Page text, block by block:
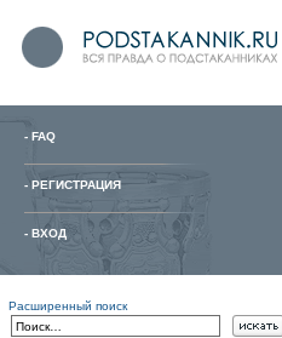
- FAQ
- РЕГИСТРАЦИЯ
- ВХОД
Расширенный поиск